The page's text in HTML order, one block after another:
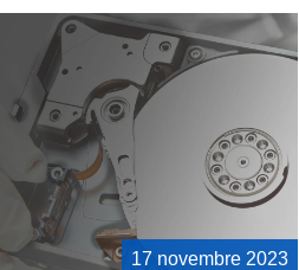
17 novembre 2023